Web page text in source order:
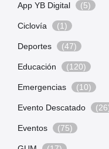
App YB Digital (5)
Ciclovía (1)
Deportes (47)
Educación (120)
Emergencias (10)
Evento Descatado
Eventos (75)